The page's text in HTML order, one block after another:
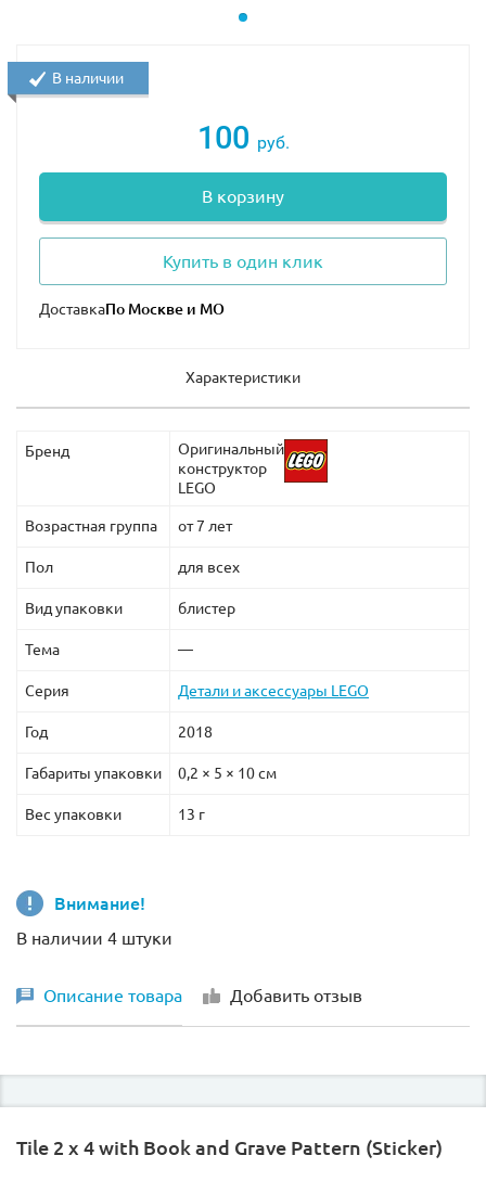
100 руб.
В корзину
Купить в один клик
Доставка
В наличии
Характеристики
Бренд
Оригинальный
конструктор
LEGO
Возрастная группа от 7 лет
Пол для всех
Вид упаковки блистер
Тема —
Серия Детали и аксессуары LEGO
Год 2018
Габариты упаковки 0,2 × 5 × 10 см
Вес упаковки 13 г
Внимание!
В наличии 4 штуки
Описание товара Добавить отзыв
Tile 2 x 4 with Book and Grave Pattern (Sticker)